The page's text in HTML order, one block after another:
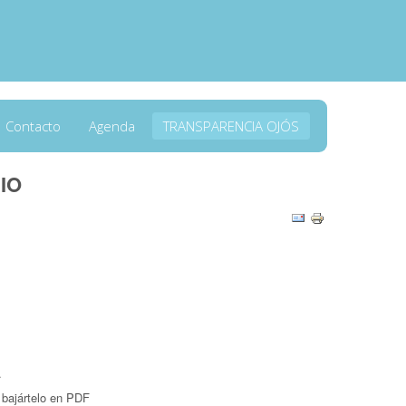
Contacto Agenda TRANSPARENCIA OJÓS
en PDF